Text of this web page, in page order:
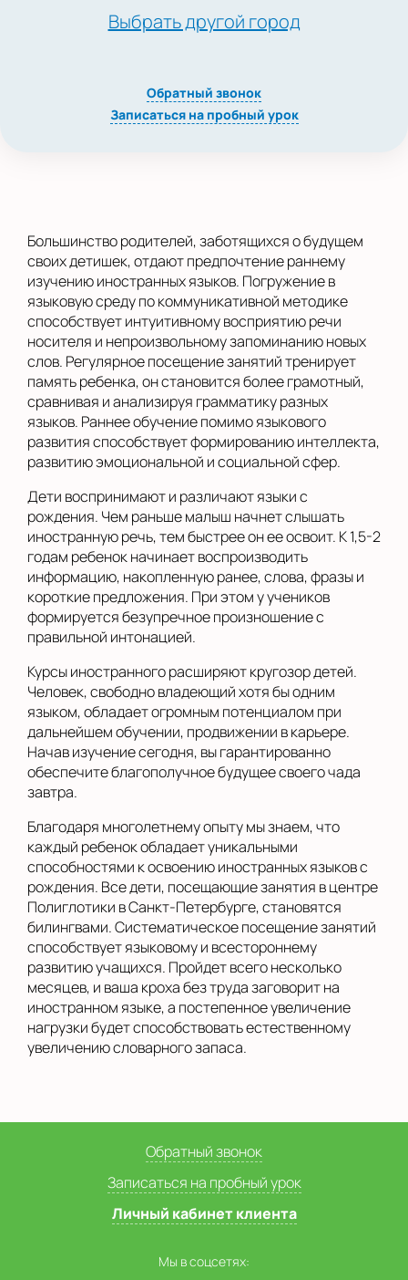
Выбрать другой город
Обратный звонок
Записаться на пробный урок
Большинство родителей, заботящихся о будущем
своих детишек, отдают предпочтение раннему
изучению иностранных языков. Погружение в
языковую среду по коммуникативной методике
способствует интуитивному восприятию речи
носителя и непроизвольному запоминанию новых
слов. Регулярное посещение занятий тренирует
память ребенка, он становится более грамотный,
сравнивая и анализируя грамматику разных
языков. Раннее обучение помимо языкового
развития способствует формированию интеллекта,
развитию эмоциональной и социальной сфер.
Дети воспринимают и различают языки с
рождения. Чем раньше малыш начнет слышать
иностранную речь, тем быстрее он ее освоит. К 1,5-2
годам ребенок начинает воспроизводить
информацию, накопленную ранее, слова, фразы и
короткие предложения. При этом у учеников
формируется безупречное произношение с
правильной интонацией.
Курсы иностранного расширяют кругозор детей.
Человек, свободно владеющий хотя бы одним
языком, обладает огромным потенциалом при
дальнейшем обучении, продвижении в карьере.
Начав изучение сегодня, вы гарантированно
обеспечите благополучное будущее своего чада
завтра.
Благодаря многолетнему опыту мы знаем, что
каждый ребенок обладает уникальными
способностями к освоению иностранных языков с
рождения. Все дети, посещающие занятия в центре
Полиглотики в Санкт-Петербурге, становятся
билингвами. Систематическое посещение занятий
способствует языковому и всестороннему
развитию учащихся. Пройдет всего несколько
месяцев, и ваша кроха без труда заговорит на
иностранном языке, а постепенное увеличение
нагрузки будет способствовать естественному
увеличению словарного запаса.
Обратный звонок
Записаться на пробный урок
Личный кабинет клиента
Мы в соцсетях: